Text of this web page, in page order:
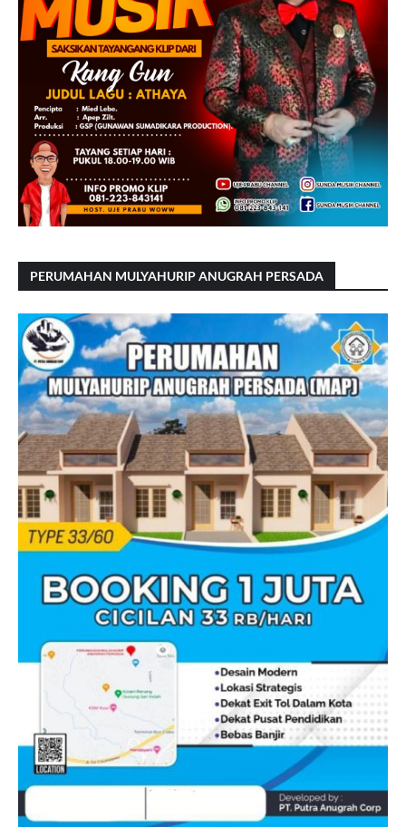
PERUMAHAN MULYAHURIP ANUGRAH PERSADA